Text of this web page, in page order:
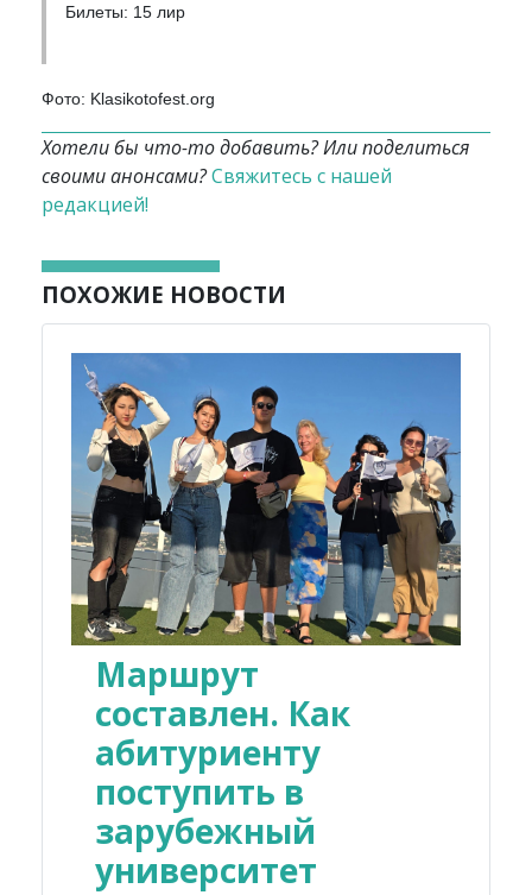
Билеты: 15 лир
Фото: Klasikotofest.org
Хотели бы что-то добавить? Или поделиться
своими анонсами?Свяжитесь с нашей
редакцией!
ПОХОЖИЕ НОВОСТИ
Маршрут
составлен. Как
абитуриенту
поступить в
зарубежный
университет